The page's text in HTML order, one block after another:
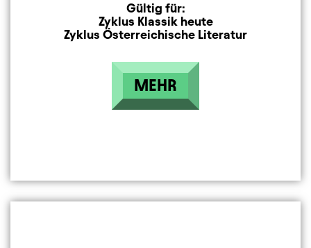
Gültig für:
Zyklus Klassik heute
Zyklus Österreichische Literatur
MEHR